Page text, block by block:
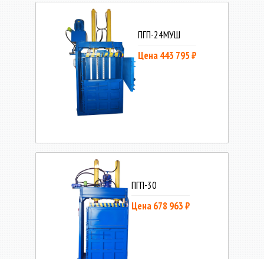
ПГП-24МУШ
Цена 443 795 ₽
ПГП-30
Цена 678 963 ₽